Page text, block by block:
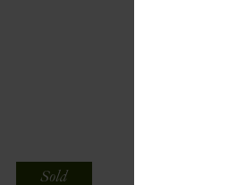
Sold